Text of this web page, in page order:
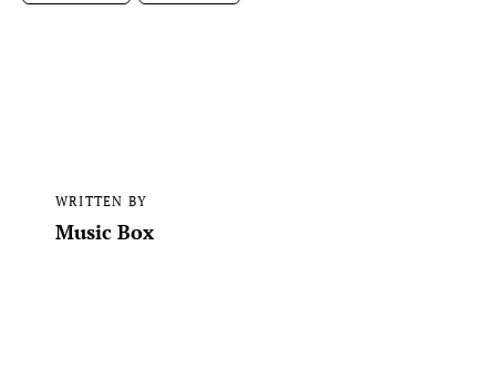
WRITTEN BY
Music Box